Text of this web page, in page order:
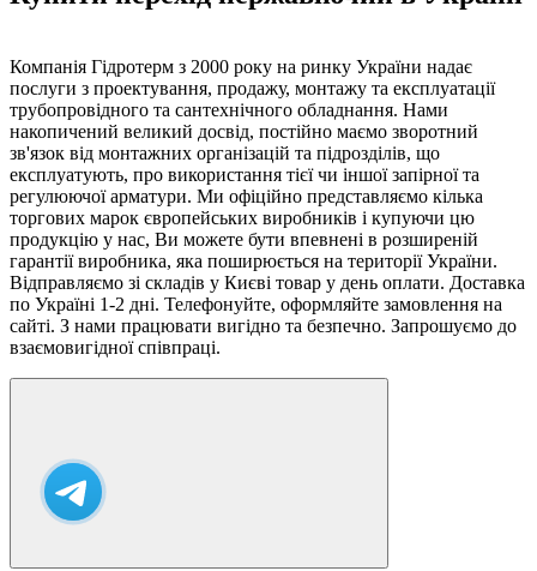
Компанія Гідротерм з 2000 року на ринку України надає
послуги з проектування, продажу, монтажу та експлуатації
трубопровідного та сантехнічного обладнання. Нами
накопичений великий досвід, постійно маємо зворотний
зв'язок від монтажних організацій та підрозділів, що
експлуатують, про використання тієї чи іншої запірної та
регулюючої арматури. Ми офіційно представляємо кілька
торгових марок європейських виробників і купуючи цю
продукцію у нас, Ви можете бути впевнені в розширеній
гарантії виробника, яка поширюється на території України.
Відправляємо зі складів у Києві товар у день оплати. Доставка
по Україні 1-2 дні. Телефонуйте, оформляйте замовлення на
сайті. З нами працювати вигідно та безпечно. Запрошуємо до
взаємовигідної співпраці.